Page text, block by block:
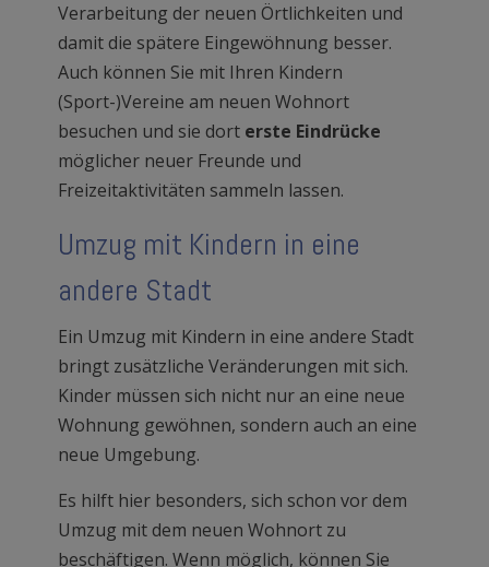
Verarbeitung der neuen Örtlichkeiten und
damit die spätere Eingewöhnung besser.
Auch können Sie mit Ihren Kindern
(Sport-)Vereine am neuen Wohnort
besuchen und sie dort erste Eindrücke
möglicher neuer Freunde und
Freizeitaktivitäten sammeln lassen.
Umzug mit Kindern in eine
andere Stadt
Ein Umzug mit Kindern in eine andere Stadt
bringt zusätzliche Veränderungen mit sich.
Kinder müssen sich nicht nur an eine neue
Wohnung gewöhnen, sondern auch an eine
neue Umgebung.
Es hilft hier besonders, sich schon vor dem
Umzug mit dem neuen Wohnort zu
beschäftigen. Wenn möglich, können Sie